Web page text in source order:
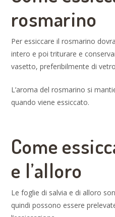
rosmarino
Per essiccare il rosmarino
intero e poi triturare e
vasetto, preferibilmente di
L’aroma del rosmarino si
quando viene essiccato.
Come
e l’alloro
Le foglie di salvia e di alloro
quindi possono essere